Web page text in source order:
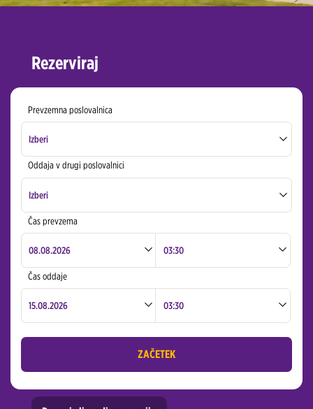
Rezerviraj
Prevzemna poslovalnica
Izberi
Ljubljana Downtown
Oddaja v drugi poslovalnici
Izberi
Ljubljana Downtown
Čas prevzema
Čas oddaje
ZAČETEK